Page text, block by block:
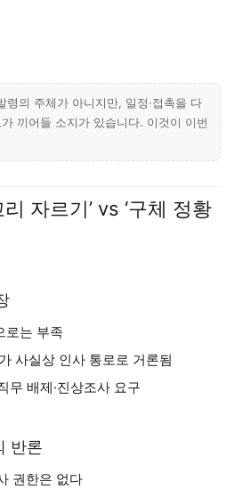
령의 주체가 아니지만, 일정·접촉을 다
끼어들 소지가 있습니다. 이것이 이번
자르기’ vs ‘구체 정황
로는 부족
사실상 인사 통로로 거론됨
무 배제·진상조사 요구
반론
권한은 없다